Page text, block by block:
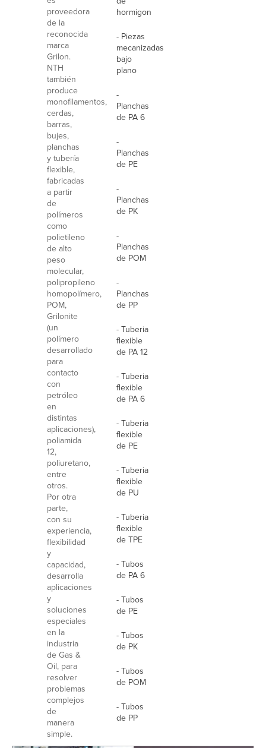
proveedora
de la
reconocida
marca
Grilon.
NTH
también
produce
monofilamentos,
cerdas,
barras,
bujes,
planchas
y tubería
flexible,
fabricadas
a partir
de
polímeros
como
polietileno
de alto
peso
molecular,
polipropileno
homopolímero,
POM,
Grilonite
(un
polímero
desarrollado
para
contacto
con
petróleo
en
distintas
aplicaciones),
poliamida
12,
poliuretano,
entre
otros.
Por otra
parte,
con su
experiencia,
flexibilidad
y
capacidad,
desarrolla
aplicaciones
y
soluciones
especiales
en la
industria
de Gas &
Oil, para
resolver
problemas
complejos
de
manera
simple.
hormigon
- Piezas
mecanizadas
bajo
plano
-
Planchas
de PA 6
-
Planchas
de PE
-
Planchas
de PK
-
Planchas
de POM
-
Planchas
de PP
- Tuberia
flexible
de PA 12
- Tuberia
flexible
de PA 6
- Tuberia
flexible
de PE
- Tuberia
flexible
de PU
- Tuberia
flexible
de TPE
- Tubos
de PA 6
- Tubos
de PE
- Tubos
de PK
- Tubos
de POM
- Tubos
de PP